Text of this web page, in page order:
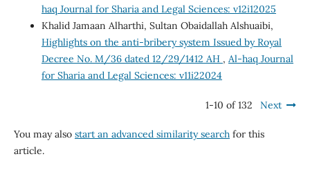
haq Journal for Sharia and Legal Sciences: v12i12025
Khalid Jamaan Alharthi, Sultan Obaidallah Alshuaibi,
Highlights on the anti-bribery system Issued by Royal
Decree No. M/36 dated 12/29/1412 AH , Al-haq Journal
for Sharia and Legal Sciences: v11i22024
1-10 of 132 Next
You may also start an advanced similarity searchfor this
article.